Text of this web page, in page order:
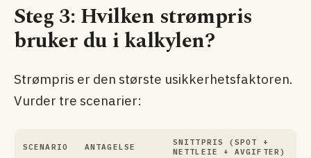
Steg 3: Hvilken strømpris
bruker du i kalkylen?
Strømpris er den største usikkerhetsfaktoren.
Vurder tre scenarier:
SCENARIO ANTAGELSE
SNITTPRIS (SPOT +
NETTLEIE + AVGIFTER)